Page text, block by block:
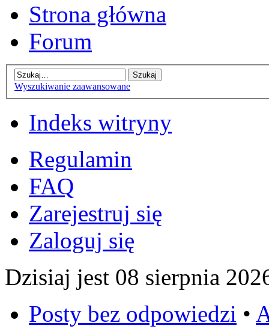
Strona główna
Forum
Wyszukiwanie zaawansowane
Indeks witryny
Regulamin
FAQ
Zarejestruj się
Zaloguj się
Dzisiaj jest 08 sierpnia
Posty bez odpowiedzi •